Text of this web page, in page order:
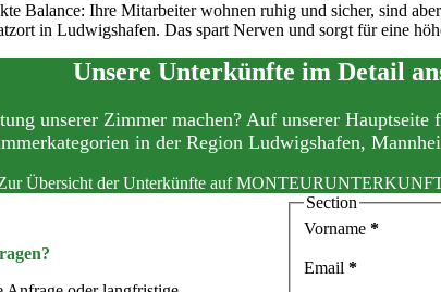
Balance: Ihre Mitarbeiter wohnen ruhig und sicher, sind
in Ludwigshafen. Das spart Nerven und sorgt für eine
Unsere Unterkünfte im Detail
unserer Zimmer machen? Auf unserer
in der Region Ludwigshafen,
Übersicht der Unterkünfte auf
Section
Vorname *
Email *